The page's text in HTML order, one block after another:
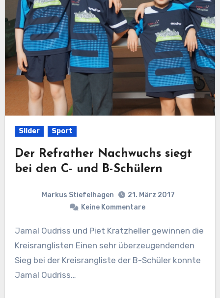
Slider Sport
Der Refrather Nachwuchs siegt
bei den C- und B-Schülern
Markus Stiefelhagen
21. März 2017
Keine Kommentare
Jamal Oudriss und Piet Kratzheller gewinnen die
Kreisranglisten Einen sehr überzeugendenden
Sieg bei der Kreisrangliste der B-Schüler konnte
Jamal Oudriss…